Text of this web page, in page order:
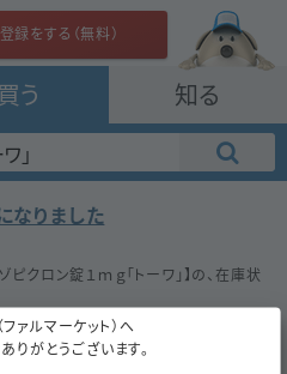
買う 知る
録をする（無料）
なりました
ピクロン錠１ｍｇ「トーワ」 】の、在庫状
に入り登録をしておきましょう。
ァルマーケット）へ
りがとうございます。